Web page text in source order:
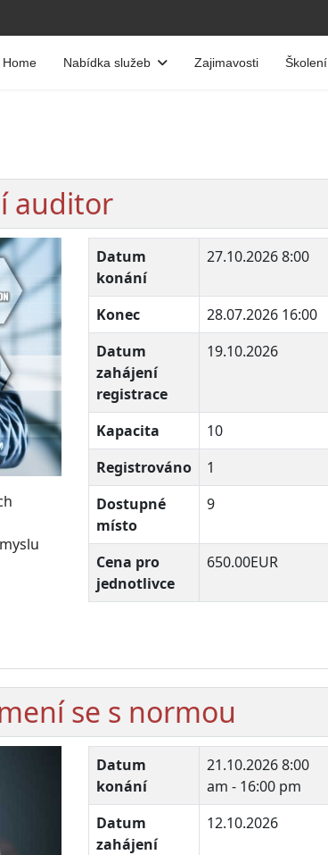
Home Nabídka služeb Zajimavosti Školení
auditor
Datum
konání
27.10.2026 8:00
Konec
28.07.2026 16:00
Datum
zahájení
registrace
19.10.2026
Kapacita
10
Registrováno
1
Dostupné
místo
9
Cena pro
jednotlivce
650.00EUR
se s normou
Datum
konání
21.10.20268:00
am - 16:00 pm
Datum
zahájení
12.10.2026